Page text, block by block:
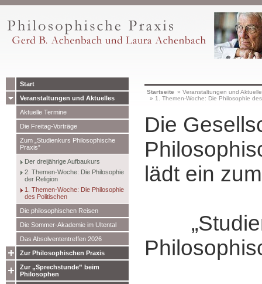
Start
Veranstaltungen und Aktuelles
Aktuelle Termine
Die Freitag-Vorträge
Zum „Studienkurs Philosophische
Praxis”
Der dreijährige Aufbaukurs
2. Themen-Woche: Die Philosophie
der Religion
1. Themen-Woche: Die Philosophie
des Politischen
Die philosophischen Reisen
Die Sommer-Akademie im Ultental
Das Absolvententreffen 2026
Zur Philosophischen Praxis
Zur „Sprechstunde” beim
Philosophen
Startseite » Veranstaltungen und
» 1. Themen-Woche: Die Philosophie
Die
lädt ein zum